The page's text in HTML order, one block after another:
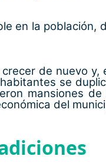
en la población,
de nuevo
se
mansiones
del